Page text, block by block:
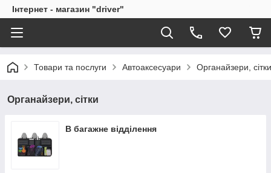
Інтернет - магазин "driver"
Товари та послуги Автоаксесуари Органайзери, сітки
Органайзери, сітки
В багажне відділення